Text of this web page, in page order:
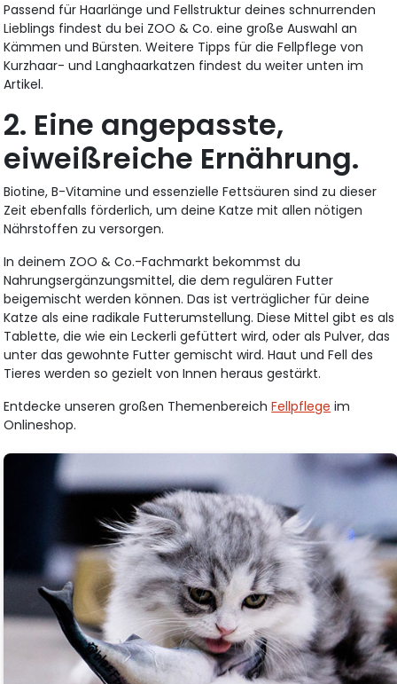
Passend für Haarlänge und Fellstruktur deines schnurrenden
Lieblings findest du bei ZOO & Co. eine große Auswahl an
Kämmen und Bürsten. Weitere Tipps für die Fellpflege von
Kurzhaar- und Langhaarkatzen findest du weiter unten im
Artikel.
2. Eine angepasste,
eiweißreiche Ernährung.
Biotine, B-Vitamine und essenzielle Fettsäuren sind zu dieser
Zeit ebenfalls förderlich, um deine Katze mit allen nötigen
Nährstoffen zu versorgen.
In deinem ZOO & Co.-Fachmarkt bekommst du
Nahrungsergänzungsmittel, die dem regulären Futter
beigemischt werden können. Das ist verträglicher für deine
Katze als eine radikale Futterumstellung. Diese Mittel gibt es als
Tablette, die wie ein Leckerli gefüttert wird, oder als Pulver, das
unter das gewohnte Futter gemischt wird. Haut und Fell des
Tieres werden so gezielt von Innen heraus gestärkt.
Entdecke unseren großen ThemenbereichFellpflege im
Onlineshop.